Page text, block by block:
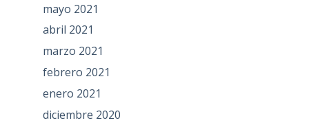
mayo 2021
abril 2021
marzo 2021
febrero 2021
enero 2021
diciembre 2020